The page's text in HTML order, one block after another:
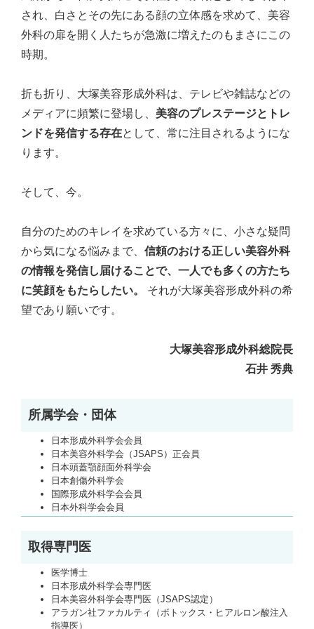
され、白さとその先にある顔の立体感を求めて、美容
外科の扉を開く人たちが急激に増えたのもまさにこの
時期。
折も折り、大塚美容形成外科は、テレビや雑誌などの
メディアに頻繁に登場し、 美容のプレステージとトレ
ンドを発信する存在として、常に注目されるようにな
ります。
そして、今。
自分のためのキレイを求めている方々に、小さな疑問
から気になる悩みまで、 信頼のおける正しい美容外科
の情報を発信し届けることで、一人でも多くの方たち
に笑顔をもたらしたい。
それが大塚美容形成外科の希
望であり願いです。
大塚美容形成外科総院長
石井 秀典
所属学会・団体
日本形成外科学会会員
日本美容外科学会（JSAPS）正会員
日本頭蓋顎顔面外科学会
日本創傷外科学会
国際形成外科学会会員
日本外科学会会員
取得専門医
医学博士
日本形成外科学会専門医
日本美容外科学会専門医（JSAPS認定）
アラガン社ファカルティ（ボトックス・ヒアルロン酸注入
指導医）